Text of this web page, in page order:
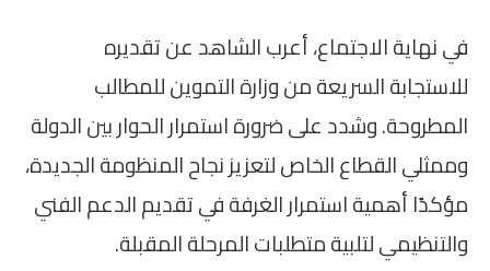
في نهاية الاجتماع، أعرب الشاهد عن تقديره
للاستجابة السريعة من وزارة التموين للمطالب
المطروحة. وشدد على ضرورة استمرار الحوار بين الدولة
وممثلي القطاع الخاص لتعزيز نجاح المنظومة الجديدة،
مؤكدًا أهمية استمرار الغرفة في تقديم الدعم الفني
والتنظيمي لتلبية متطلبات المرحلة المقبلة.